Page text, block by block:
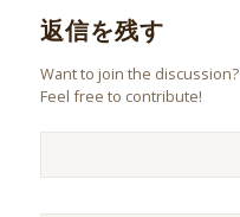
返信を残す
Want to join the discussion?
Feel free to contribute!